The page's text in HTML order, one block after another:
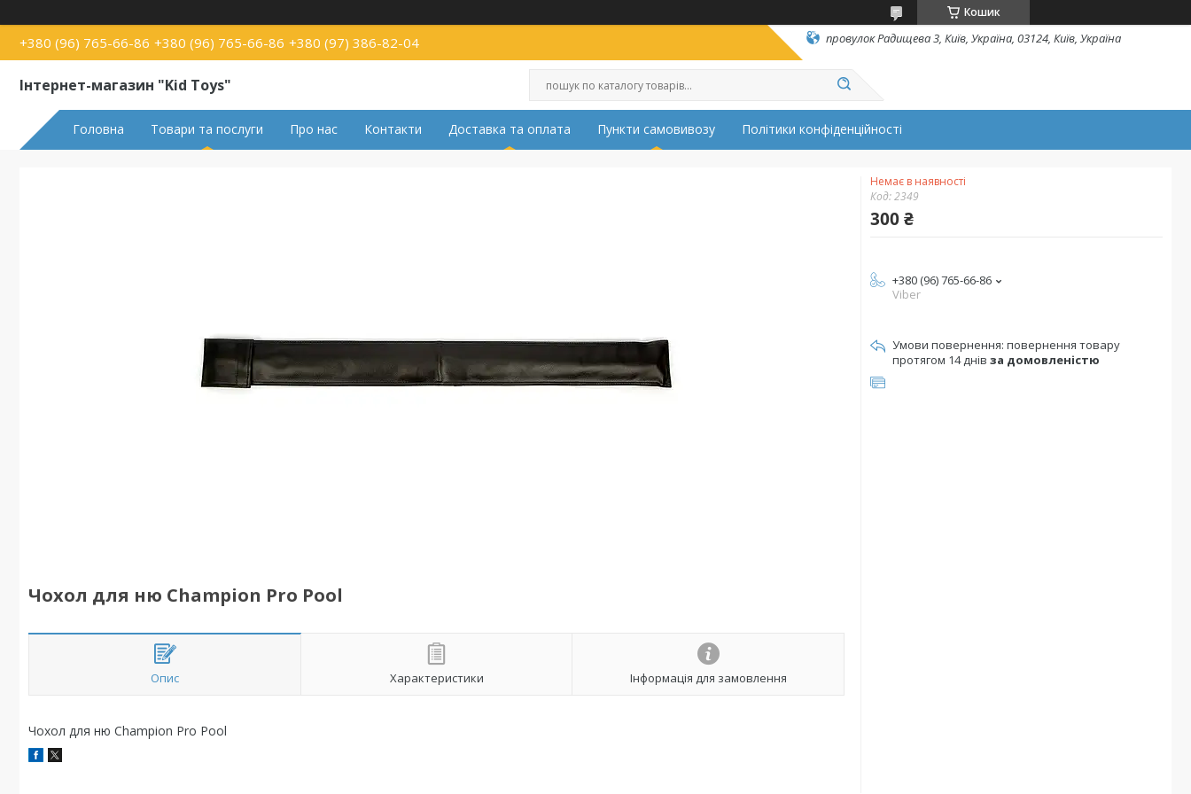
Кошик
+380 (96) 765-66-86 +380 (96) 765-66-86 +380 (97) 386-82-04 провулок Радищева 3, Київ, Україна, 03124, Київ, Україна
Інтернет-магазин "Kid Toys"
Головна Товари та послуги Про нас Контакти Доставка та оплата Пункти самовивозу Політики конфіденційності
Чохол для ню Champion Pro Pool
Опис Характеристики Інформація для замовлення
Чохол для ню Champion Pro Pool
Немає в наявності
Код:2349
300 ₴
+380 (96) 765-66-86
Viber
повернення товару
протягом 14 днів за домовленістю